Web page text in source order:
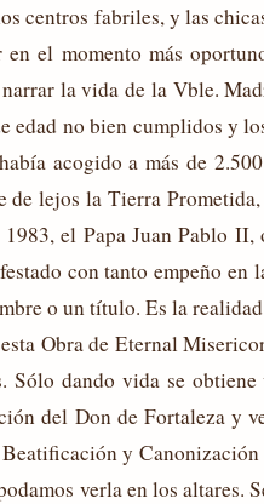
centros fabriles, y las
el momento más
la vida de la Vble.
edad no bien cumplidos y
acogido a más de
lejos la Tierra
el Papa Juan Pablo
con tanto empeño
o un título. Es la
Obra de Eternal
dando vida se
del Don de Fortaleza y
y
verla en los altares.